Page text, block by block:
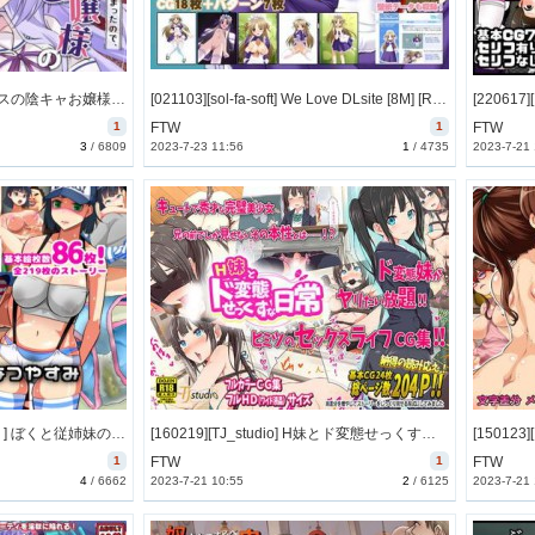
[221231][八卦電影城] クラスの陰キャお嬢様の執事になりました 1 [86M] [RJ01000966]
1
3 /6809
[021103][sol-fa-soft] We Love DLsite [8M] [RJ010539]
1
FTW
1 /4735
2023-7-23 11:56
FTW
2023-7-21
[161213][ビニール☆ぴんく] ぼくと従姉妹のなつやすみ [303M] [RJ190131]
1
4 /6662
[160219][TJ_studio] H妹とド変態せっくすな日常 [267M] [RJ171833]
1
FTW
2 /6125
2023-7-21 10:55
FTW
2023-7-21